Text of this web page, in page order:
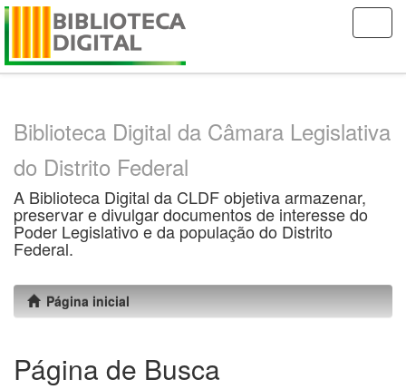
Skip
Biblioteca Digital da Câmara Legislativa
do Distrito Federal
A Biblioteca Digital da CLDF objetiva armazenar,
preservar e divulgar documentos de interesse do
Poder Legislativo e da população do Distrito
Federal.
Página inicial
Página de Busca